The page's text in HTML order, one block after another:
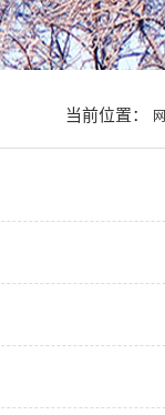
当前位置：